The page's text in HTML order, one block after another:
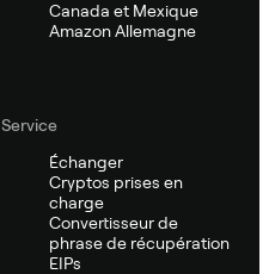
Canada et Mexique
Amazon Allemagne
Service
Échanger
Cryptos prises en
charge
Convertisseur de
phrase de récupération
EIPs